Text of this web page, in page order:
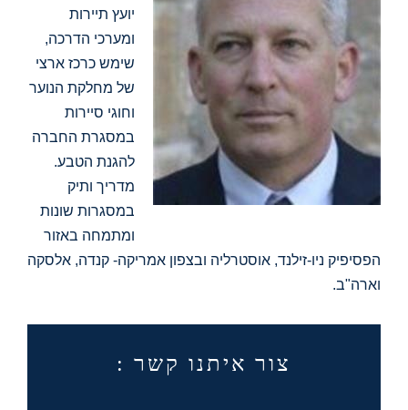
יועץ תיירות
ומערכי הדרכה,
שימש כרכז ארצי
של מחלקת הנוער
וחוגי סיירות
במסגרת החברה
להגנת הטבע.
מדריך ותיק
במסגרות שונות
ומתמחה באזור
הפסיפיק ניו-זילנד, אוסטרליה ובצפון אמריקה- קנדה, אלסקה
וארה"ב.
צור איתנו קשר :